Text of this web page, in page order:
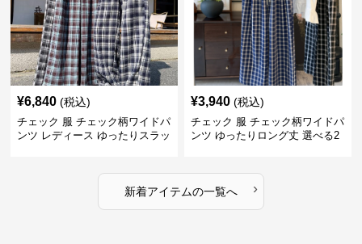
¥6,840 (税込)
チェック 服 チェック柄ワイドパ
ンツ レディース ゆったりスラッ
¥3,940 (税込)
チェック 服 チェック柄ワイドパ
ンツ ゆったりロング丈 選べる2
新着アイテムの一覧へ ›